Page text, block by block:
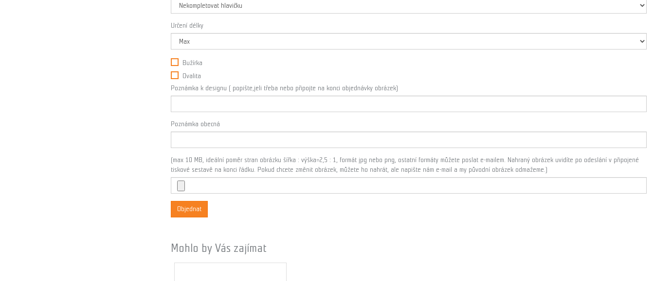
Určení délky
Bužírka
Ovalita
Poznámka k designu ( popište,jeli třeba nebo připojte na konci objednávky obrázek)
Poznámka obecná
(max 10 MB, ideální poměr stran obrázku šířka : výška=2,5 : 1, formát jpg nebo png, ostatní formáty můžete poslat e-mailem. Nahraný obrázek uvidíte po odeslání v připojené
tiskové sestavě na konci řádku. Pokud chcete změnit obrázek, můžete ho nahrát, ale napište nám e-mail a my původní obrázek odmažeme.)
Objednat
Mohlo by Vás zajímat